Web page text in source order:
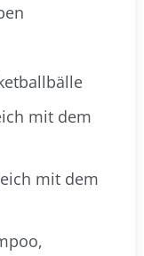
mit dem
mit dem